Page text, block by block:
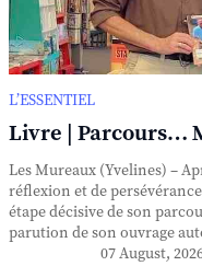
L’ESSENTIEL
Livre | Parcours…
Les Mureaux (Yvelines) –
réflexion et de
étape décisive de son
parution de son ouvrage
07 August,